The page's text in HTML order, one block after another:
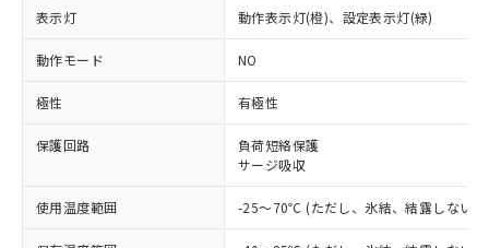
表示灯 動作表示灯(橙)、設定表示灯(緑)
動作モード NO
極性 有極性
保護回路
負荷短絡保護
サージ吸収
使用温度範囲 -25～70℃ (ただし、氷結、結露しない
対応済み：EU RoHS指令（10物質）の
非含有に対応した製品が提供可能な商品で
す。
対応予定：EU RoHS指令（10物質）の非含